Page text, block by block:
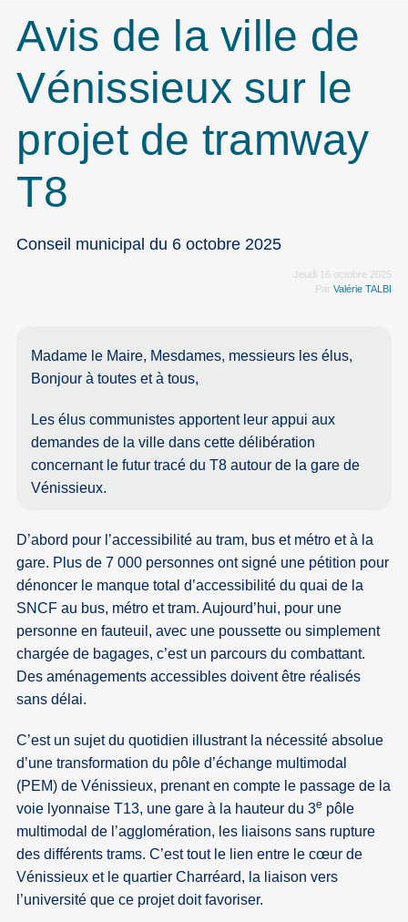
Avis de la ville de
Vénissieux sur le
projet de tramway
T8
Conseil municipal du 6 octobre 2025
Jeudi 16 octobre 2025
Par Valérie TALBI
Madame le Maire, Mesdames, messieurs les élus,
Bonjour à toutes et à tous,
Les élus communistes apportent leur appui aux
demandes de la ville dans cette délibération
concernant le futur tracé du T8 autour de la gare de
Vénissieux.
D’abord pour l’accessibilité au tram, bus et métro et à la
gare. Plus de 7 000 personnes ont signé une pétition pour
dénoncer le manque total d’accessibilité du quai de la
SNCF au bus, métro et tram. Aujourd’hui, pour une
personne en fauteuil, avec une poussette ou simplement
chargée de bagages, c’est un parcours du combattant.
Des aménagements accessibles doivent être réalisés
sans délai.
C’est un sujet du quotidien illustrant la nécessité absolue
d’une transformation du pôle d’échange multimodal
(PEM) de Vénissieux, prenant en compte le passage de la
voie lyonnaise T13, une gare à la hauteur du 3e pôle
multimodal de l’agglomération, les liaisons sans rupture
des différents trams. C’est tout le lien entre le cœur de
Vénissieux et le quartier Charréard, la liaison vers
l’université que ce projet doit favoriser.